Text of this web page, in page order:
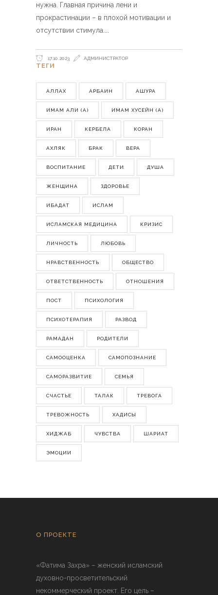
нужна. Главная причина лени и
прокрастинации – в плохой мотивации и
отсутствии стимула.
17.10.2023 АДМИНИСТРАТОР
ТЕГИ
АЛЛАХ АРБАИН АШУРА
ИМАМ АЛИ (А) ИМАМ ХУСЕЙН (А)
ИРАН КЕРБЕЛА КОРАН
АХЛЯК БРАК ВЕРА
ВОСПИТАНИЕ ДЕТИ ДУША
ЖЕНЩИНА ЗДОРОВЬЕ
ИБАДАТ ИСЛАМ
ИСЛАМСКАЯ МЕДИЦИНА КРИЗИС
ЛИЧНОСТЬ ЛЮБОВЬ
НРАВСТВЕННОСТЬ ОБЩЕСТВО
ОТВЕТСТВЕННОСТЬ ОТНОШЕНИЯ
ПОСТ ПСИХОЛОГИЯ
ПСИХОТЕРАПИЯ РАЗВОД
РАМАДАН РОДИТЕЛИ
САМООЦЕНКА САМОПОЗНАНИЕ
САМОРАЗВИТИЕ СЕМЬЯ
СЧАСТЬЕ ТАЛАК ТРЕВОГА
ТРЕВОЖНОСТЬ ХАДИСЫ
ХИДЖАБ ЧУВСТВА ШАРИАТ
ЭМОЦИИ
О ПРОЕКТЕ
«Фатима Захра» – женский исламский
духовно-просветительский
некоммерческий проект. Его цель –